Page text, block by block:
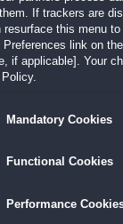
der Hütter zur Insel
weiß jemand
neue Version, bei der
12:22
Zeitgründen noch
Es bereitet einfach
If trackers are
resurface this menu
Preferences link on
if applicable]. Your
Mandatory Cookies
Functional Cookies
Performance